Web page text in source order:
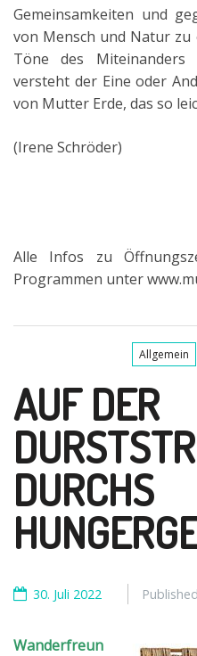
Gemeinsamkeiten und
von Mensch und Natur
Töne des
versteht der Eine oder
von Mutter Erde, das so
(Irene Schröder)
Alle Infos zu
Programmen unter
Allgemein
AUF DER
DURCHS
30. Juli 2022
Wanderfreun